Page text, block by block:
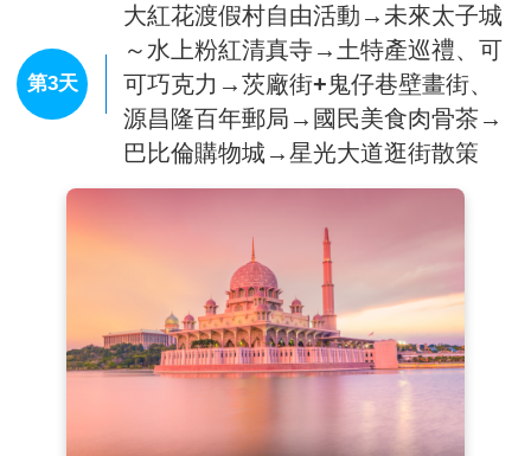
佔地1萬4122平方英尺的美食大廳設有7個攤位，其中4家獲
米其林肯定，總有一家可以滿足您的味蕾！
也是歷史遺留下來重要的遺迹。被認為是東方最古老的荷蘭
建築。
※古城門、聖地牙哥碉堡：葡萄牙人於1511年所造城堡，
後來荷蘭人攻陷這座城堡，將城堡毀掉，之後又重新修建。
【摩敦之橋】跨越馬六甲河，映入眼前是一片鄉村之景，恍
「聖淘沙百年老宅」保留百年前麗摩斯馬來傳統屋原貌，此
別墅歷經九代相傳，至今仍有人居住得「活古蹟」的美稱。
在這可參觀其綠意盎然的庭院，屋內擺放的各式古器古董
等，也別忘參觀比鄰老宅的「愛國者之屋」，其屋頂漆上輝
煌條文(馬來西亞國旗)展現其愛國情操。在此身歷其境著實
雞場街(Jonker Walk)又有古董街之稱，街
第3天
大紅花渡假村自由活動→未來太子城
～水上粉紅清真寺→土特產巡禮、可
可巧克力→茨廠街+鬼仔巷壁畫街、
源昌隆百年郵局→國民美食肉骨茶→
巴比倫購物城→星光大道逛街散策